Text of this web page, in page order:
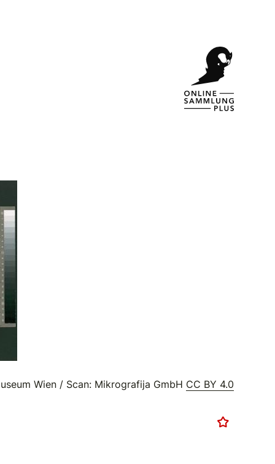
Wien / Scan: Mikrografija GmbH CC BY 4.0